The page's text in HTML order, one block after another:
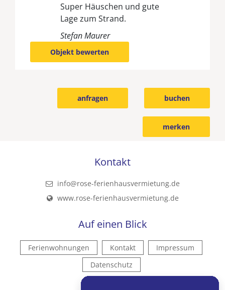
Super Häuschen und gute
Lage zum Strand.
Stefan Maurer
Objekt bewerten
buchen
anfragen
merken
Kontakt
info@rose-ferienhausvermietung.de
www.rose-ferienhausvermietung.de
Auf einen Blick
Ferienwohnungen Kontakt
Impressum
Datenschutz